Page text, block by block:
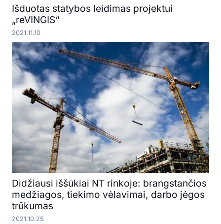
Išduotas statybos leidimas projektui
„reVINGIS“
2021.11.10
Didžiausi iššūkiai NT rinkoje: brangstančios
medžiagos, tiekimo vėlavimai, darbo jėgos
trūkumas
2021.10.25